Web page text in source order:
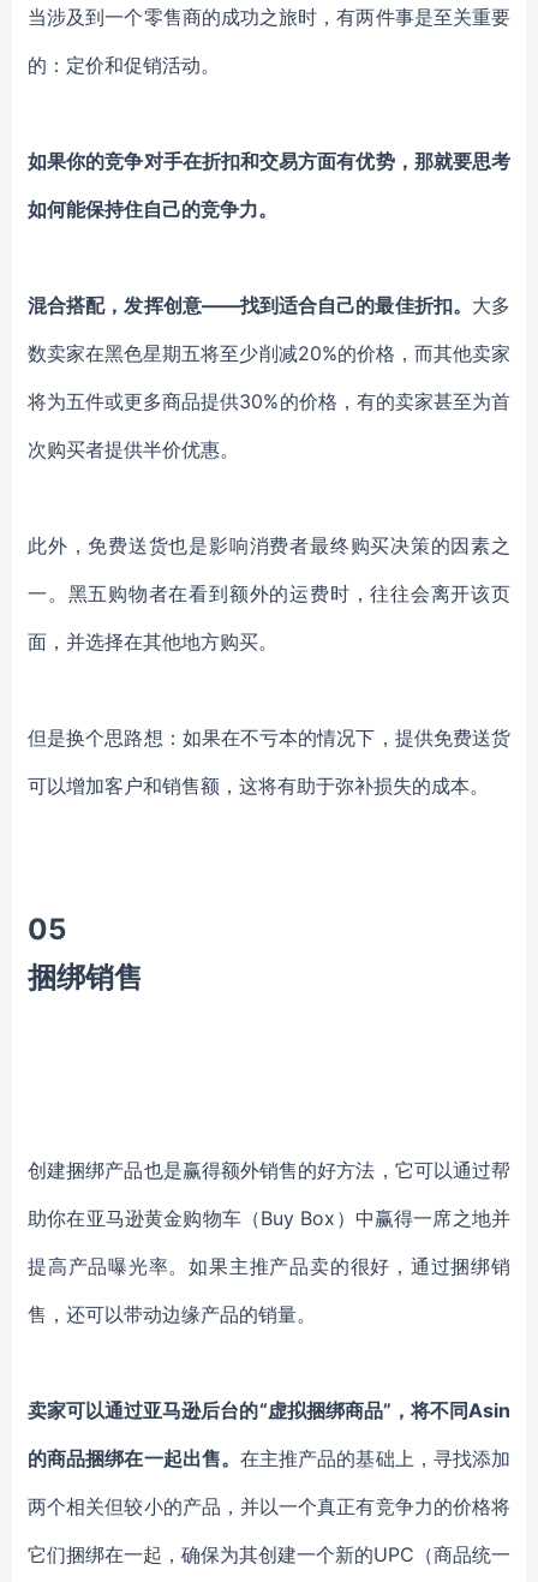
当涉及到一个零售商的成功之旅时，有两件事是至关重要
的：定价和促销活动。
如果你的竞争对手在折扣和交易方面有优势，那就要思考
如何能保持住自己的竞争力。
混合搭配，发挥创意——找到适合自己的最佳折扣。 大多
数卖家在黑色星期五将至少削减20%的价格，而其他卖家
将为五件或更多商品提供30%的价格，有的卖家甚至为首
次购买者提供半价优惠。
此外， 免费送货也是影响消费者最终购买决策的因素之
一。 黑五购物者在看到额外的运费时，往往会离开该页
面，并选择在其他地方购买。
但是换个思路想：如果在不亏本的情况下，提供免费送货
可以增加客户和销售额，这将有助于弥补损失的成本。
05
捆绑销售
创建捆绑产品也是赢得额外销售的好方法，它可以通过帮
助你在亚马逊黄金购物车（Buy Box）中赢得一席之地并
提高产品曝光率。如果主推产品卖的很好，通过捆绑销
售，还可以带动边缘产品的销量。
卖家可以通过亚马逊后台的“虚拟捆绑商品”，将不同Asin
的商品捆绑在一起出售。 在主推产品的基础上，寻找添加
两个相关但较小的产品，并以一个真正有竞争力的价格将
它们捆绑在一起，确保为其创建一个新的UPC（商品统一